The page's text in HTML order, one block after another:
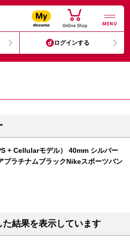
MENU
ログインする
+ Cellularモデル） 40mm シルバー
プラチナムブラックNikeスポーツバン
た結果を表示しています